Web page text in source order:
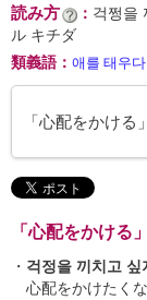
読み方 ： 걱쩡을
ル キチダ
類義語 ： 애를 태우다
「心配をかける
「心配をかける
・ 걱정을 끼치고 싶
心配をかけたくな